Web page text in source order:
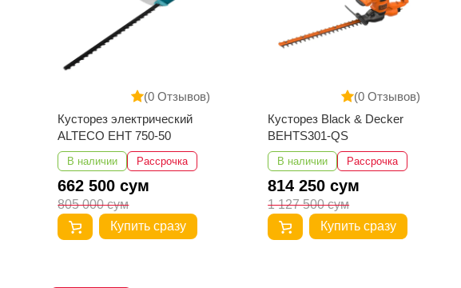
(0 Отзывов)
Кусторез электрический
ALTECO EHT 750-50
В наличии Рассрочка
662 500 сум
805 000 сум
Купить сразу
(0 Отзывов)
Кусторез Black & Decker
BEHTS301-QS
В наличии Рассрочка
814 250 сум
1 127 500 сум
Купить сразу